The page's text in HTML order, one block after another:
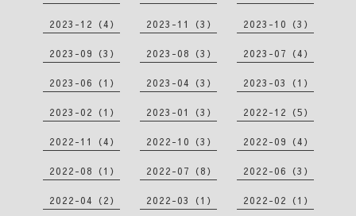
2023-12（4） 2023-11（3） 2023-10（3）
2023-09（3） 2023-08（3） 2023-07（4）
2023-06（1） 2023-04（3） 2023-03（1）
2023-02（1） 2023-01（3） 2022-12（5）
2022-11（4） 2022-10（3） 2022-09（4）
2022-08（1） 2022-07（8） 2022-06（3）
2022-04（2） 2022-03（1） 2022-02（1）